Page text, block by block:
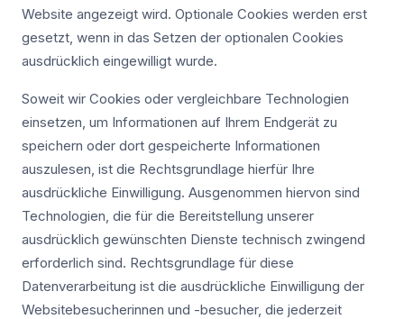
Website angezeigt wird. Optionale Cookies werden erst
gesetzt, wenn in das Setzen der optionalen Cookies
ausdrücklich eingewilligt wurde.
Soweit wir Cookies oder vergleichbare Technologien
einsetzen, um Informationen auf Ihrem Endgerät zu
speichern oder dort gespeicherte Informationen
auszulesen, ist die Rechtsgrundlage hierfür Ihre
ausdrückliche Einwilligung. Ausgenommen hiervon sind
Technologien, die für die Bereitstellung unserer
ausdrücklich gewünschten Dienste technisch zwingend
erforderlich sind. Rechtsgrundlage für diese
Datenverarbeitung ist die ausdrückliche Einwilligung der
Websitebesucherinnen und -besucher, die jederzeit